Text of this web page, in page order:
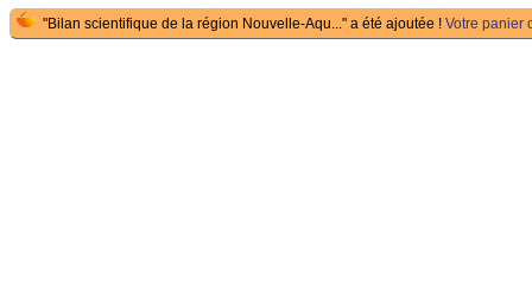
"Bilan scientifique de la région Nouvelle-Aqu..." a été ajoutée ! Votre panier